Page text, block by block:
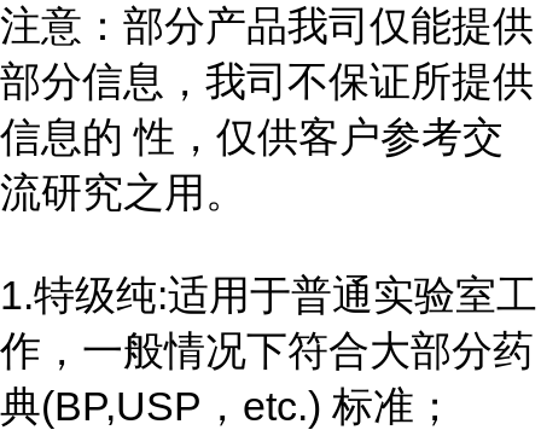
注意：部分产品我司仅能提供
部分信息，我司不保证所提供
信息的 性，仅供客户参考交
流研究之用。
1.特级纯:适用于普通实验室工
作，一般情况下符合大部分药
典(BP,USP，etc.) 标准；